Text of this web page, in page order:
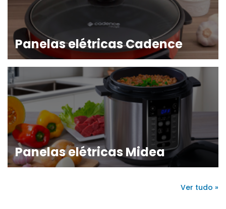
Panelas elétricas Cadence
Panelas elétricas Midea
Ver tudo »